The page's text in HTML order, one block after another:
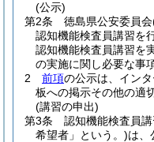
(公示)
第2条
徳島県公安委員会
認知機能検査員講習を
認知機能検査員講習を
の実施に関し必要な事
2
前項の公示は、イン
板への掲示その他の適
(講習の申出)
第3条
認知機能検査員
希望者」という。)は、